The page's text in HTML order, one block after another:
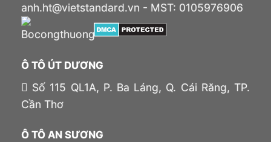
anh.ht@vietstandard.vn - MST: 0105976906
Ô TÔ ÚT DƯƠNG
Số 115 QL1A, P. Ba Láng, Q. Cái Răng, TP.
Cần Thơ
Ô TÔ AN SƯƠNG